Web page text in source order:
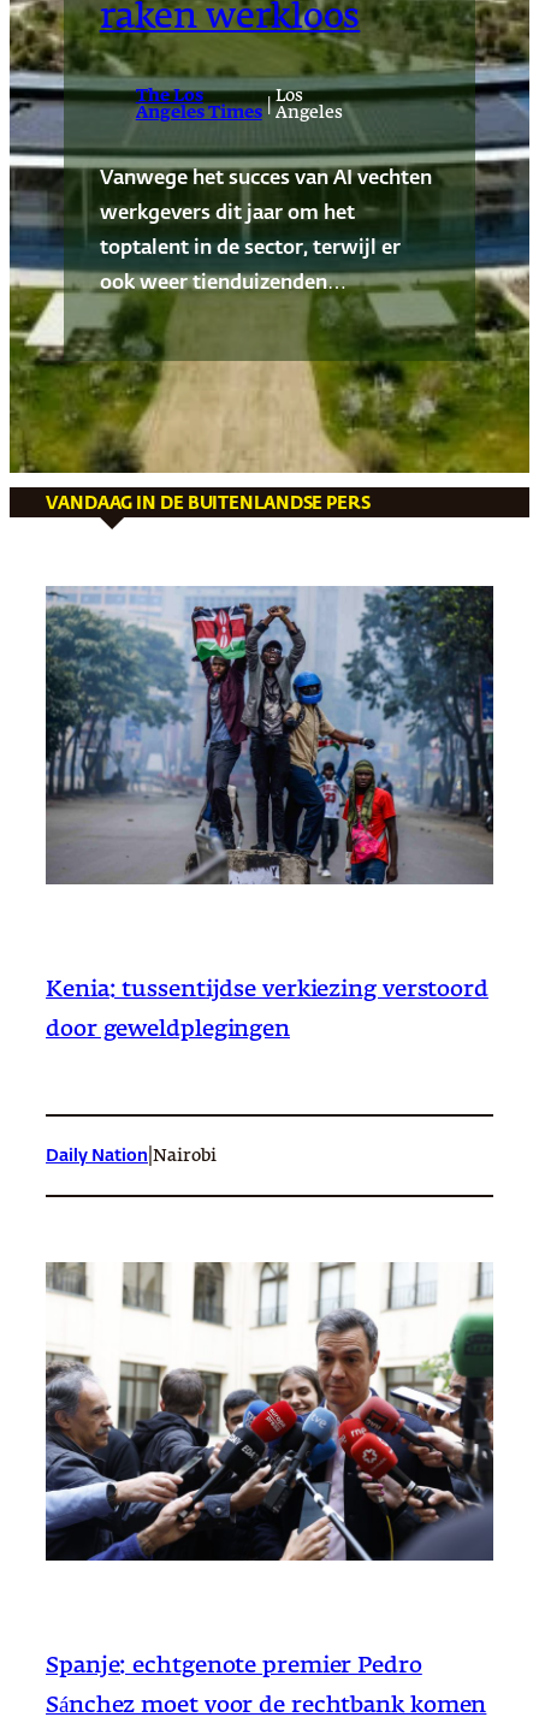
raken werkloos
The Los
Angeles Times
|Los
Angeles
Vanwege het succes van AI vechten
werkgevers dit jaar om het
toptalent in de sector, terwijl er
ook weer tienduizenden…
VANDAAG IN DE BUITENLANDSE PERS
Kenia: tussentijdse verkiezing verstoord
door geweldplegingen
Daily Nation Nairobi
Spanje: echtgenote premier Pedro
Sánchez moet voor de rechtbank komen